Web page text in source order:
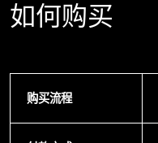
如何购买
购买流程